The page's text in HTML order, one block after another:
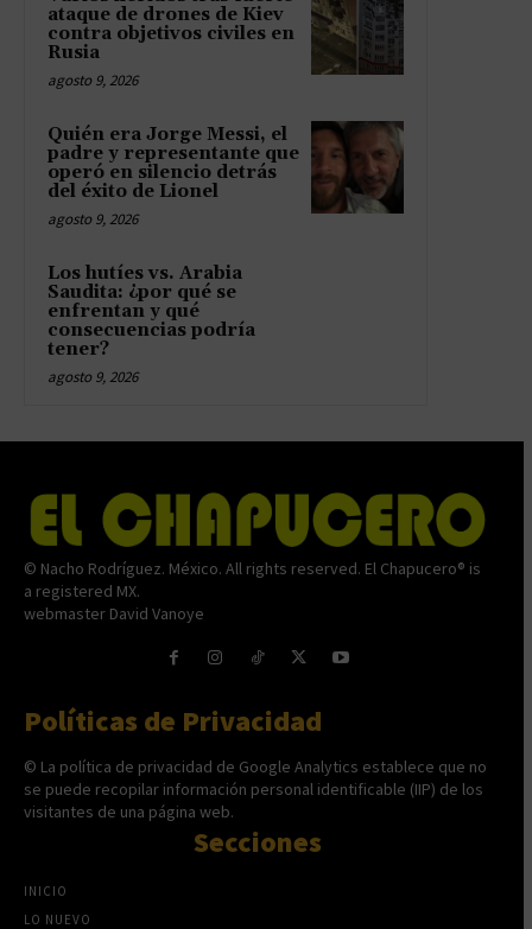
ataque de drones de Kiev
contra objetivos civiles en
Rusia
agosto 9, 2026
Quién era Jorge Messi, el
padre y representante que
operó en silencio detrás
del éxito de Lionel
agosto 9, 2026
Los hutíes vs. Arabia
Saudita: ¿por qué se
enfrentan y qué
consecuencias podría
tener?
agosto 9, 2026
© Nacho Rodríguez. México. All rights reserved. El Chapucero® is
a registered MX.
webmaster David Vanoye
Políticas de Privacidad
© La política de privacidad de Google Analytics establece que no
se puede recopilar información personal identificable (IIP) de los
visitantes de una página web.
Secciones
INICIO
LO NUEVO